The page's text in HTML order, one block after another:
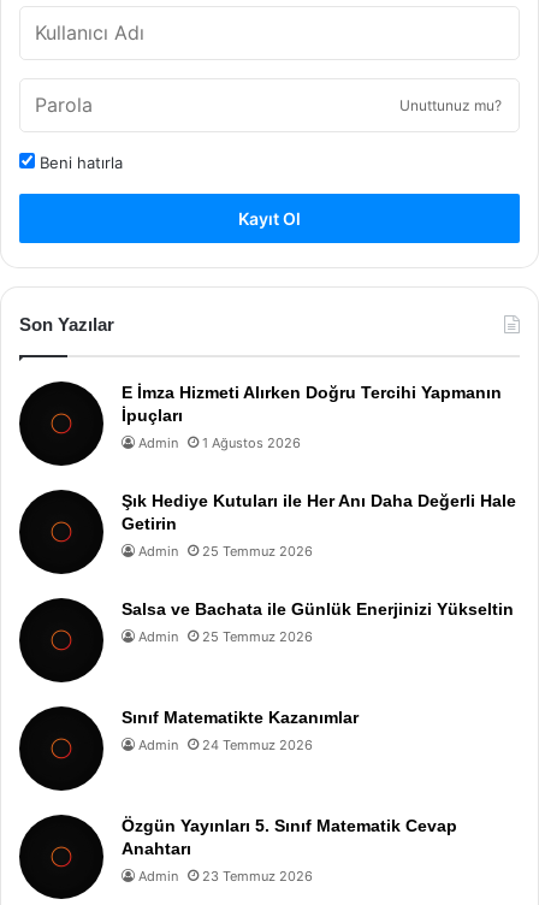
Unuttunuz mu?
Beni hatırla
Kayıt Ol
Son Yazılar
E İmza Hizmeti Alırken Doğru Tercihi Yapmanın
İpuçları
Admin 1 Ağustos 2026
Şık Hediye Kutuları ile Her Anı Daha Değerli Hale
Getirin
Admin 25 Temmuz 2026
Salsa ve Bachata ile Günlük Enerjinizi Yükseltin
Admin 25 Temmuz 2026
Sınıf Matematikte Kazanımlar
Admin 24 Temmuz 2026
Özgün Yayınları 5. Sınıf Matematik Cevap
Anahtarı
Admin 23 Temmuz 2026